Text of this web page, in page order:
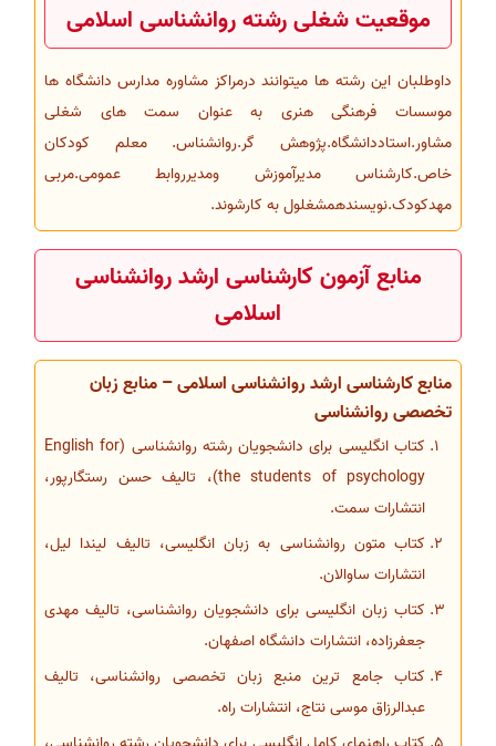
موقعیت شغلی رشته روانشناسی اسلامی
داوطلبان این رشته ها میتوانند درمراکز مشاوره مدارس دانشگاه ها
موسسات فرهنگی هنری به عنوان سمت های شغلی
مشاور.استاددانشگاه.پژوهش گر.روانشناس. معلم کودکان
خاص.کارشناس مدیرآموزش ومدیرروابط عمومی.مربی
مهدکودک.نویسندهمشغلول به کارشوند.
منابع آزمون کارشناسی ارشد روانشناسی
اسلامی
منابع کارشناسی ارشد روانشناسی اسلامی – منابع زبان
تخصصی روانشناسی
کتاب انگلیسی برای دانشجویان رشته روانشناسی (English for
the students of psychology)، تالیف حسن رستگارپور،
انتشارات سمت.
کتاب متون روانشناسی به زبان انگلیسی، تالیف لیندا لیل،
انتشارات ساوالان.
کتاب زبان انگلیسی برای دانشجویان روانشناسی، تالیف مهدی
جعفرزاده، انتشارات دانشگاه اصفهان.
کتاب جامع ترین منبع زبان تخصصی روانشناسی، تالیف
عبدالرزاق موسی نتاج، انتشارات راه.